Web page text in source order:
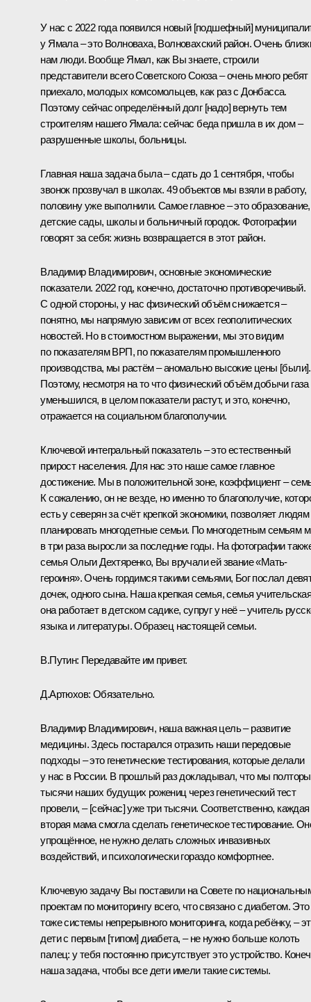
У нас с 2022 года появился новый [подшефный]
у Ямала – это Волноваха, Волновахский район. Очень
нам люди. Вообще Ямал, как Вы знаете, строили
представители всего Советского Союза – очень много ребят
приехало, молодых комсомольцев, как раз с Донбасса.
Поэтому сейчас определённый долг [надо] вернуть тем
строителям нашего Ямала: сейчас беда пришла в их дом –
разрушенные школы, больницы.
Главная наша задача была – сдать до 1 сентября, чтобы
звонок прозвучал в школах. 49 объектов мы взяли в работу,
половину уже выполнили. Самое главное – это образование,
детские сады, школы и больничный городок. Фотографии
говорят за себя: жизнь возвращается в этот район.
Владимир Владимирович, основные экономические
показатели. 2022 год, конечно, достаточно противоречивый.
С одной стороны, у нас физический объём снижается –
понятно, мы напрямую зависим от всех геополитических
новостей. Но в стоимостном выражении, мы это видим
по показателям ВРП, по показателям промышленного
производства, мы растём – аномально высокие цены [были].
Поэтому, несмотря на то что физический объём добычи газа
уменьшился, в целом показатели растут, и это, конечно,
отражается на социальном благополучии.
Ключевой интегральный показатель – это естественный
прирост населения. Для нас это наше самое главное
достижение. Мы в положительной зоне, коэффициент –
К сожалению, он не везде, но именно то благополучие,
есть у северян за счёт крепкой экономики, позволяет людям
планировать многодетные семьи. По многодетным семьям
в три раза выросли за последние годы. На фотографии
семья Ольги Дехтяренко, Вы вручали ей звание «Мать-
героиня». Очень гордимся такими семьями, Бог послал
дочек, одного сына. Наша крепкая семья, семья
она работает в детском садике, супруг у неё – учитель
языка и литературы. Образец настоящей семьи.
В.Путин: Передавайте им привет.
Д.Артюхов: Обязательно.
Владимир Владимирович, наша важная цель – развитие
медицины. Здесь постарался отразить наши передовые
подходы – это генетические тестирования, которые делали
у нас в России. В прошлый раз докладывал, что мы полторы
тысячи наших будущих рожениц через генетический тест
провели, – [сейчас] уже три тысячи. Соответственно, каждая
вторая мама смогла сделать генетическое тестирование.
упрощённое, не нужно делать сложных инвазивных
воздействий, и психологически гораздо комфортнее.
Ключевую задачу Вы поставили на Совете по
проектам по мониторингу всего, что связано с диабетом. Это
тоже системы непрерывного мониторинга, когда ребёнку, –
дети с первым [типом] диабета, – не нужно больше колоть
палец: у тебя постоянно присутствует это устройство.
наша задача, чтобы все дети имели такие системы.